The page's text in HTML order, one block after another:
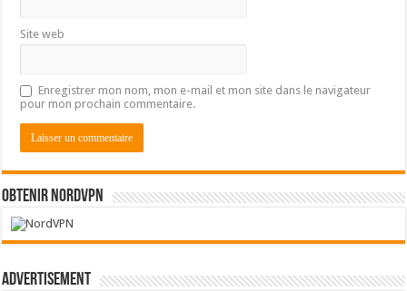
Site web
Enregistrer mon nom, mon e-mail et mon site dans le navigateur
pour mon prochain commentaire.
Obtenir NordVPN
Advertisement